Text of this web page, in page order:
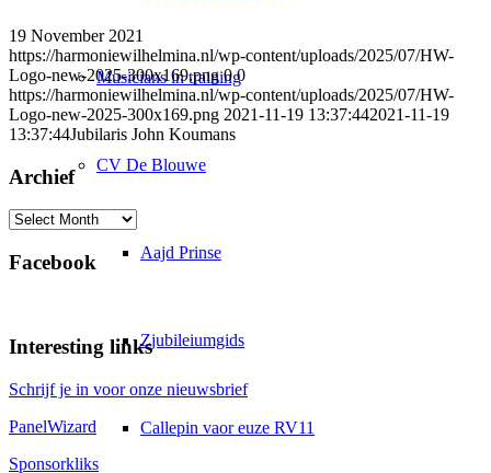
Musicians in training
CV De Blouwe
Aajd Prinse
Zjubileiumgids
Callepin vaor euze RV11
19 November 2021
https://harmoniewilhelmina.nl/wp-content/uploads/2025/07/HW-
Logo-new-2025-300x169.png 0 0
https://harmoniewilhelmina.nl/wp-content/uploads/2025/07/HW-
Logo-new-2025-300x169.png 2021-11-19 13:37:442021-11-19
13:37:44Jubilaris John Koumans
Archief
Archief
Facebook
Interesting links
Schrijf je in voor onze nieuwsbrief
PanelWizard
Sponsorkliks